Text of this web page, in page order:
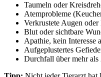
Taumeln oder
Atemprobleme
Verkrustete Augen oder
Blut oder sichtbare
Apathie, kein Interesse
Aufgeplustertes
Durchfall über mehr als